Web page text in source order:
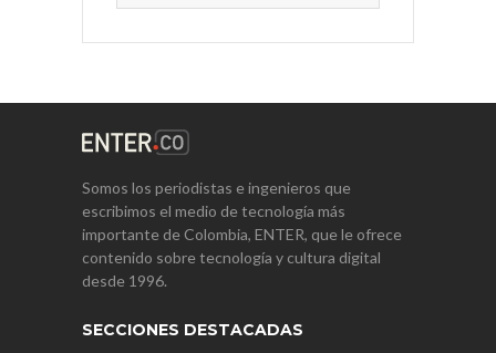
Somos los periodistas e ingenieros que
escribimos el medio de tecnología más
importante de Colombia, ENTER, que le ofrece
contenido sobre tecnología y cultura digital
desde 1996.
SECCIONES DESTACADAS